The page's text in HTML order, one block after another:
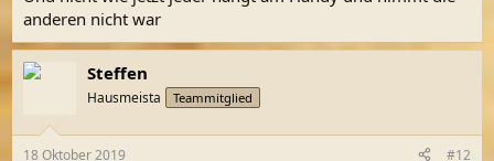
anderen nicht war
Steffen
Hausmeista Teammitglied
18 Oktober 2019 #12